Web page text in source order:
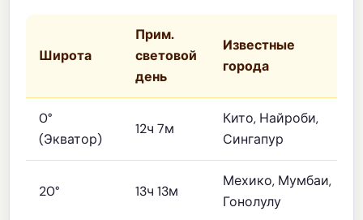
Широта
Прим.
световой
день
Известные
города
0°
(Экватор)
12ч 7м
Кито, Найроби,
Сингапур
20° 13ч 13м
Мехико, Мумбаи,
Гонолулу